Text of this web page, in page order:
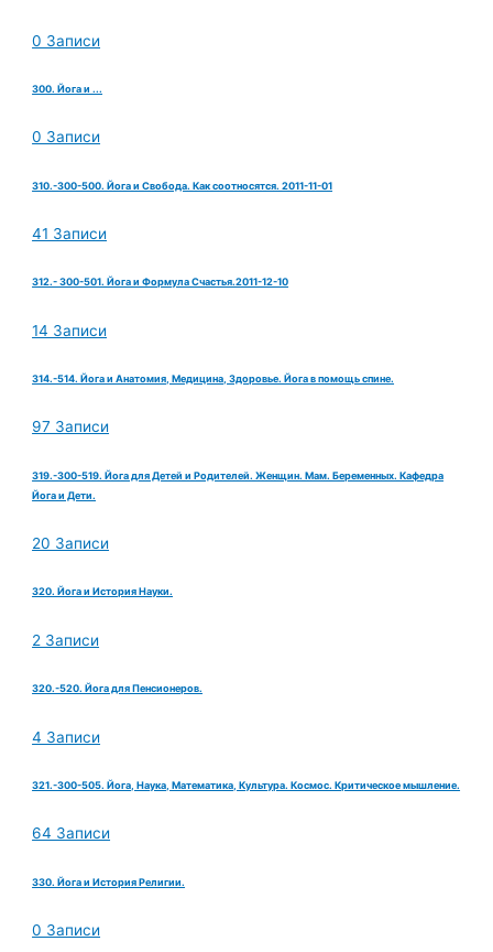
0 Записи
300. Йога и ...
0 Записи
310.-300-500. Йога и Свобода. Как соотносятся. 2011-11-01
41 Записи
312.- 300-501. Йога и Формула Счастья.2011-12-10
14 Записи
314.-514. Йога и Анатомия, Медицина, Здоровье. Йога в помощь спине.
97 Записи
319.-300-519. Йога для Детей и Родителей. Женщин. Мам. Беременных. Кафедра
Йога и Дети.
20 Записи
320. Йога и История Науки.
2 Записи
320.-520. Йога для Пенсионеров.
4 Записи
321.-300-505. Йога, Наука, Математика, Культура. Космос. Критическое мышление.
64 Записи
330. Йога и История Религии.
0 Записи